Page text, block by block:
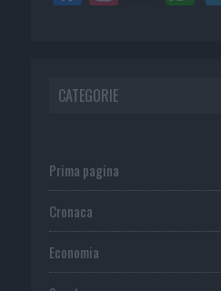
CATEGORIE
Prima pagina
Cronaca
Economia